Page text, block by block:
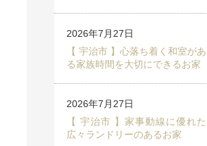
2026年7月27日
【 宇治市 】心落ち着く和室があ
る家族時間を大切にできるお家
2026年7月27日
【 宇治市 】家事動線に優れた
広々ランドリーのあるお家